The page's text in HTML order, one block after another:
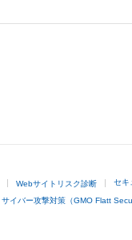
Webサイトリスク診断 セキ
サイバー攻撃対策（GMO Flatt